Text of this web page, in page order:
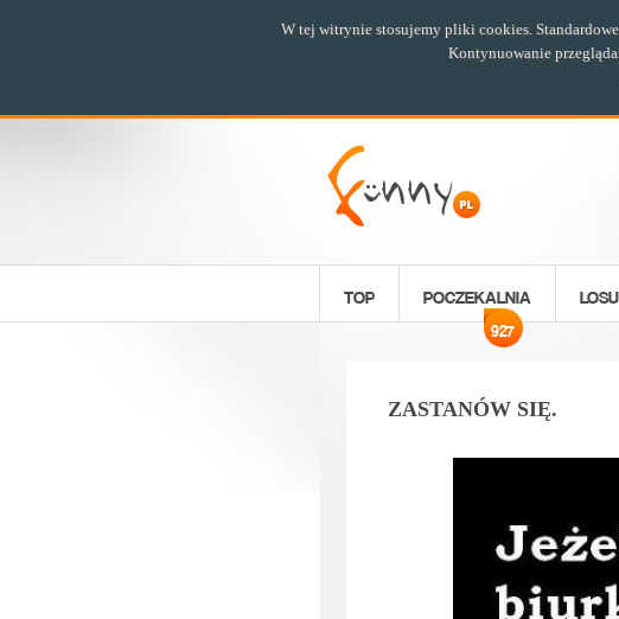
TOP POCZEKALNIA
927
ZASTANÓW SIĘ.
W tej witrynie stosujemy pliki cookies.
Kontynuowanie